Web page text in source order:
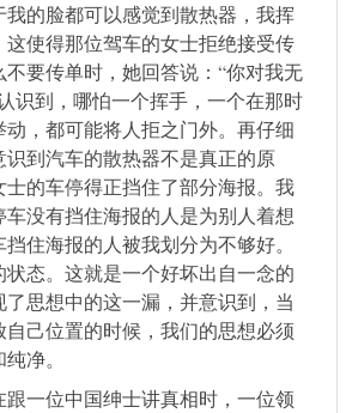
的脸都可以感觉到散热器，我挥
使得那位驾车的女士拒绝接受传
要传单时，她回答说：“你对我无
识到，哪怕一个挥手，一个在那时
，都可能将人拒之门外。再仔细
到汽车的散热器不是真正的原
的车停得正挡住了部分海报。我
没有挡住海报的人是为别人着想
住海报的人被我划分为不够好。
态。这就是一个好坏出自一念的
思想中的这一漏，并意识到，当
己位置的时候，我们的思想必须
净。
一位中国绅士讲真相时，一位领